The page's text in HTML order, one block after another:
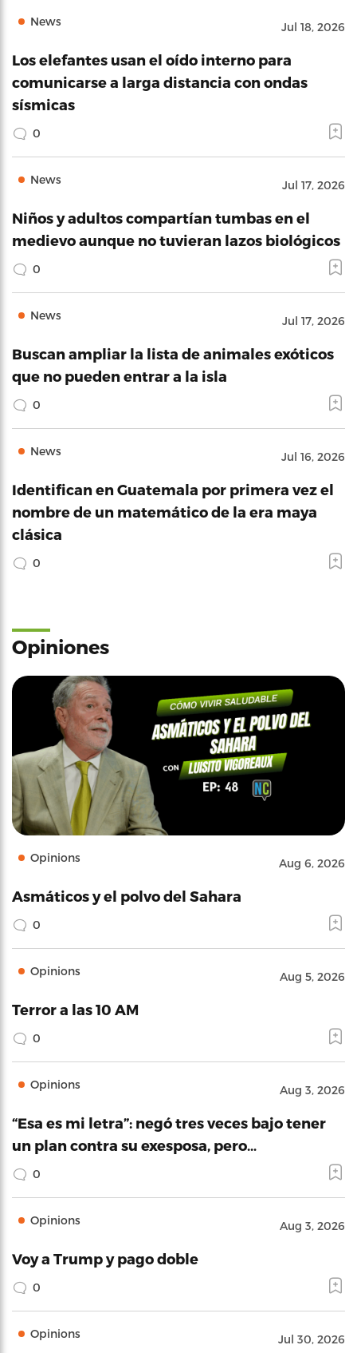
News Jul 18, 2026
Los elefantes usan el oído interno para
comunicarse a larga distancia con ondas
sísmicas
0
News Jul 17, 2026
Niños y adultos compartían tumbas en el
medievo aunque no tuvieran lazos biológicos
0
News Jul 17, 2026
Buscan ampliar la lista de animales exóticos
que no pueden entrar a la isla
0
News Jul 16, 2026
Identifican en Guatemala por primera vez el
nombre de un matemático de la era maya
clásica
0
Opiniones
Opinions Aug 6, 2026
Asmáticos y el polvo del Sahara
0
Opinions Aug 5, 2026
Terror a las 10 AM
0
Opinions Aug 3, 2026
“Esa es mi letra”: negó tres veces bajo tener
un plan contra su exesposa, pero…
0
Opinions Aug 3, 2026
Voy a Trump y pago doble
0
Opinions Jul 30, 2026